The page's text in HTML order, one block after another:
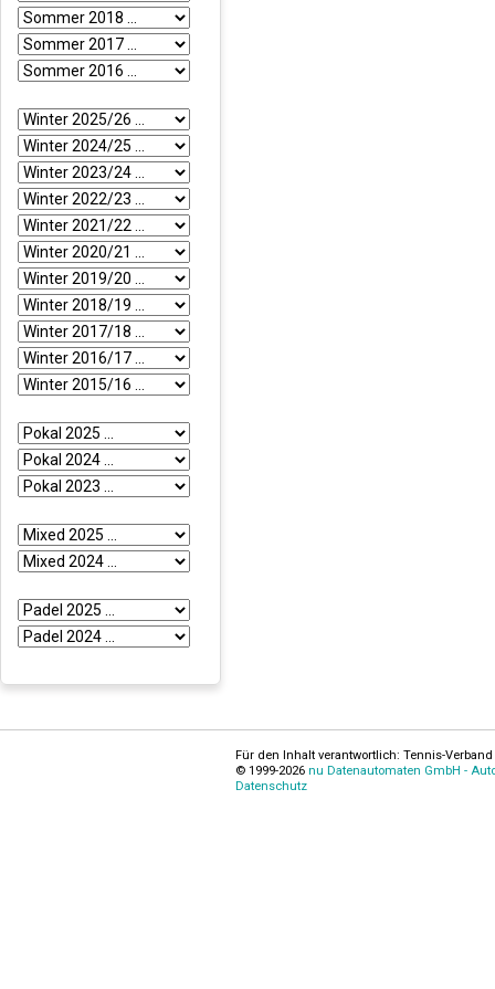
Für den Inhalt verantwortlich: Tennis-
© 1999-2026 nu Datenautomaten GmbH -
Datenschutz